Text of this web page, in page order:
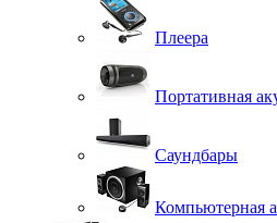
Плеера
Портативная
Саундбары
Компьютерная